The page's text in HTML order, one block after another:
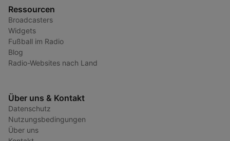
Ressourcen
Broadcasters
Widgets
Fußball im Radio
Blog
Radio-Websites nach Land
Über uns & Kontakt
Datenschutz
Nutzungsbedingungen
Über uns